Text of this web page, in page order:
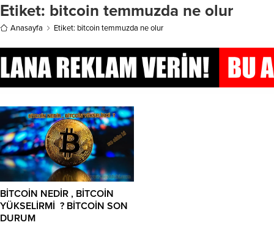
Etiket: bitcoin temmuzda ne olur
Anasayfa Etiket: bitcoin temmuzda ne olur
BİTCOİN NEDİR , BİTCOİN
YÜKSELİRMİ ? BİTCOİN SON
DURUM